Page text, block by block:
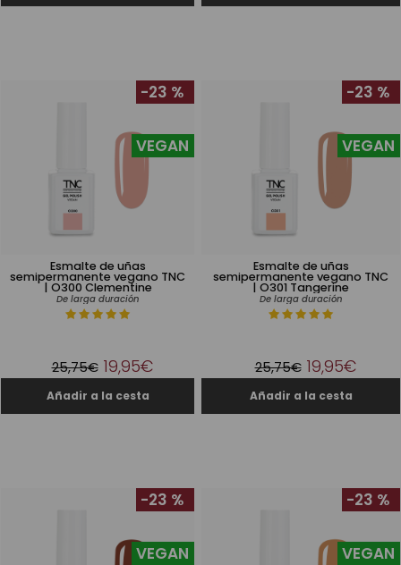
Esmalte de uñas
semipermanente vegano TNC
| O300 Clementine
De larga duración
VEGAN
-23 %
25,75€ 19,95€
Esmalte de uñas
semipermanente vegano TNC
| O301 Tangerine
De larga duración
VEGAN
-23 %
25,75€ 19,95€
VEGAN
-23 %
VEGAN
-23 %